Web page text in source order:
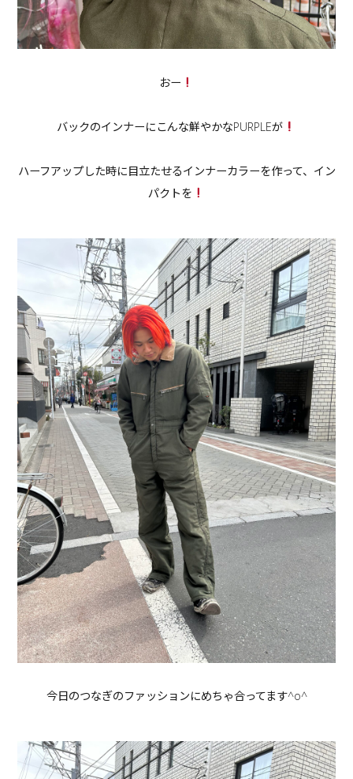
おー
バックのインナーにこんな鮮やかなPURPLEが
ハーフアップした時に目立たせるインナーカラーを作って、イン
パクトを
今日のつなぎのファッションにめちゃ合ってます^o^